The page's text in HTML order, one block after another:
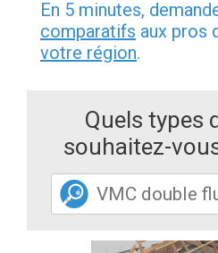
En 5 minutes,
comparatifs aux pros
votre région.
Quels types
souhaitez-